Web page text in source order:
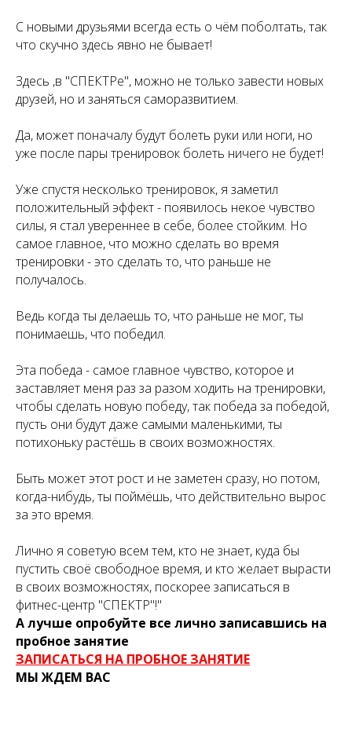
С новыми друзьями всегда есть о чём поболтать, так
что скучно здесь явно не бывает!
Здесь ,в "СПЕКТРе", можно не только завести новых
друзей, но и заняться саморазвитием.
Да, может поначалу будут болеть руки или ноги, но
уже после пары тренировок болеть ничего не будет!
Уже спустя несколько тренировок, я заметил
положительный эффект - появилось некое чувство
силы, я стал увереннее в себе, более стойким. Но
самое главное, что можно сделать во время
тренировки - это сделать то, что раньше не
получалось.
Ведь когда ты делаешь то, что раньше не мог, ты
понимаешь, что победил.
Эта победа - самое главное чувство, которое и
заставляет меня раз за разом ходить на тренировки,
чтобы сделать новую победу, так победа за победой,
пусть они будут даже самыми маленькими, ты
потихоньку растёшь в своих возможностях.
Быть может этот рост и не заметен сразу, но потом,
когда-нибудь, ты поймёшь, что действительно вырос
за это время.
Лично я советую всем тем, кто не знает, куда бы
пустить своё свободное время, и кто желает вырасти
в своих возможностях, поскорее записаться в
фитнес-центр "СПЕКТР"!"
А лучше опробуйте все лично записавшись на
пробное занятие
ЗАПИСАТЬСЯ НА ПРОБНОЕ ЗАНЯТИЕ
МЫ ЖДЕМ ВАС